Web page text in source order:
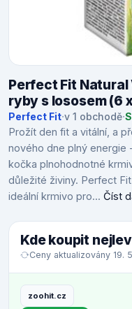
Perfect Fit
ryby s lososem (6
Perfect Fit·v 1 obchodě·
Prožít den fit a vitální, a
nového dne plný energie
kočka plnohodnotné
důležité živiny. Perfect
ideální krmivo pro... Číst
Kde koupit
Ceny aktualizovány 19.
zoohit.cz